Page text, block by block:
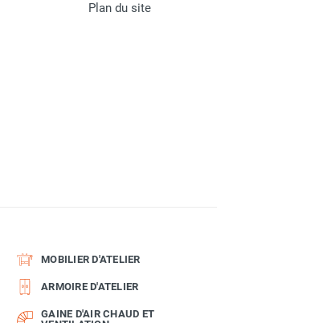
Plan du site
MOBILIER D'ATELIER
ARMOIRE D'ATELIER
GAINE D'AIR CHAUD ET